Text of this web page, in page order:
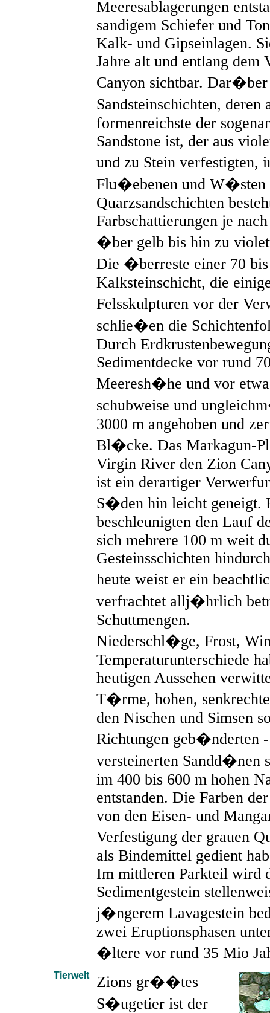
Meeresablagerungen
sandigem Schiefer und
Kalk- und Gipseinlagen.
Jahre alt und entlang
Canyon sichtbar. Dar�ber
Sandsteinschichten,
formenreichste der
Sandstone ist, der aus
und zu Stein verfestigten,
Flu�ebenen und W�sten
Quarzsandschichten
Farbschattierungen je
�ber gelb bis hin zu
Die �berreste einer 70
Kalksteinschicht, die
Felsskulpturen vor der
schlie�en die
Durch
Sedimentdecke vor rund
Meeresh�he und vor
schubweise und
3000 m angehoben und
Bl�cke. Das Markagun-
Virgin River den Zion
ist ein derartiger
S�den hin leicht geneigt.
beschleunigten den Lauf
sich mehrere 100 m weit
Gesteinsschichten
heute weist er ein
verfrachtet allj�hrlich
Schuttmengen.
Niederschl�ge, Frost,
Temperaturunterschiede
heutigen Aussehen
T�rme, hohen,
den Nischen und Simsen
Richtungen geb�nderten
versteinerten Sandd�nen
im 400 bis 600 m hohen
entstanden. Die Farben
von den Eisen- und
Verfestigung der grauen
als Bindemittel gedient
Im mittleren Parkteil wird
Sedimentgestein
j�ngerem Lavagestein
zwei Eruptionsphasen
�ltere vor rund 35 Mio
Tierwelt
Zions gr��tes
S�ugetier ist der